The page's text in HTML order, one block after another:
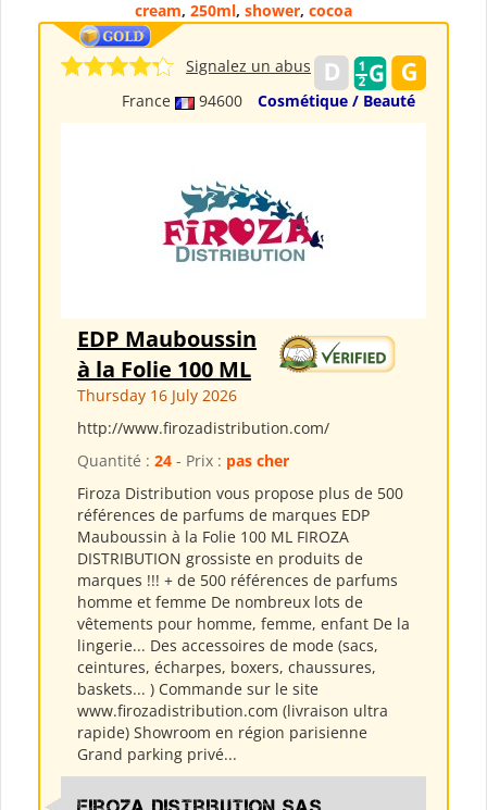
cream, 250ml, shower, cocoa
France 94600 Cosmétique / Beauté
Signalez un abus
EDP Mauboussin
à la Folie 100 ML
Thursday 16 July 2026
http://www.firozadistribution.com/
Quantité : 24 - Prix : pas cher
Firoza Distribution vous propose plus de 500
références de parfums de marques EDP
Mauboussin à la Folie 100 ML FIROZA
DISTRIBUTION grossiste en produits de
marques !!! + de 500 références de parfums
homme et femme De nombreux lots de
vêtements pour homme, femme, enfant De la
lingerie... Des accessoires de mode (sacs,
ceintures, écharpes, boxers, chaussures,
baskets... ) Commande sur le site
www.firozadistribution.com (livraison ultra
rapide) Showroom en région parisienne
Grand parking privé...